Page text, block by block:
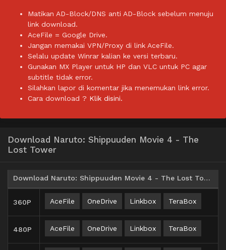
Matikan AD-Block/DNS anti AD-Block sebelum menuju
link download.
AceFile = Google Drive.
Jangan memakai VPN/Proxy di link AceFile.
Selalu update Winrar kalian ke versi terbaru.
Gunakan MX Player untuk HP dan VLC untuk PC agar
subtitle tidak error.
Silahkan lapor di komentar jika menemukan link error.
Cara download ? Klik disini.
Download Naruto: Shippuuden Movie 4 - The
Lost Tower
Download Naruto: Shippuuden Movie 4 - The Lost Tower BD Subtitle Indonesia
360P AceFile OneDrive Linkbox TeraBox
480P AceFile OneDrive Linkbox TeraBox